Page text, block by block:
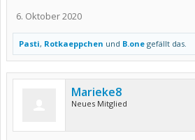
6. Oktober 2020
Pasti, Rotkaeppchen und B.one gefällt das.
Marieke8
Neues Mitglied